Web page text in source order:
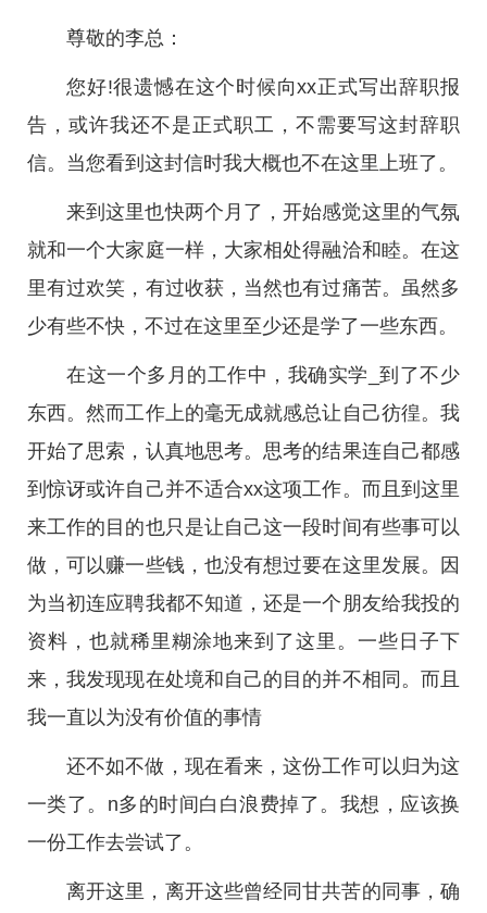
尊敬的李总：
您好!很遗憾在这个时候向xx正式写出辞职报
告，或许我还不是正式职工，不需要写这封辞职
信。当您看到这封信时我大概也不在这里上班了。
来到这里也快两个月了，开始感觉这里的气氛
就和一个大家庭一样，大家相处得融洽和睦。在这
里有过欢笑，有过收获，当然也有过痛苦。虽然多
少有些不快，不过在这里至少还是学了一些东西。
在这一个多月的工作中，我确实学_到了不少
东西。然而工作上的毫无成就感总让自己彷徨。我
开始了思索，认真地思考。思考的结果连自己都感
到惊讶或许自己并不适合xx这项工作。而且到这里
来工作的目的也只是让自己这一段时间有些事可以
做，可以赚一些钱，也没有想过要在这里发展。因
为当初连应聘我都不知道，还是一个朋友给我投的
资料，也就稀里糊涂地来到了这里。一些日子下
来，我发现现在处境和自己的目的并不相同。而且
我一直以为没有价值的事情
还不如不做，现在看来，这份工作可以归为这
一类了。n多的时间白白浪费掉了。我想，应该换
一份工作去尝试了。
离开这里，离开这些曾经同甘共苦的同事，确